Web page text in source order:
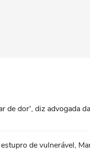
de dor', diz advogada
de vulnerável,